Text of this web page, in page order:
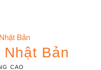
Bản
CAO